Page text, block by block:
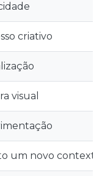
criativo
visual
um novo contexto